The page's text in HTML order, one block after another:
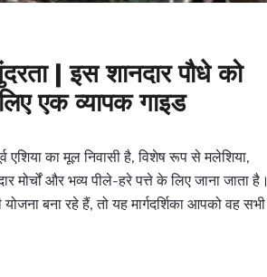
| इस शानदार पौधे को
एक व्यापक गाइड
का मूल निवासी है, विशेष रूप से मलेशिया,
और भव्य पीले-हरे पत्ते के लिए जाना जाता है।
बना रहे हैं, तो यह मार्गदर्शिका आपको वह सभी